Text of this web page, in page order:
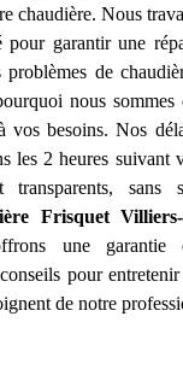
chaudière. Nous
pour garantir une
problèmes de
nous
vos besoins. Nos
les 2 heures suivant
sans
Frisquet
une
pour
de notre